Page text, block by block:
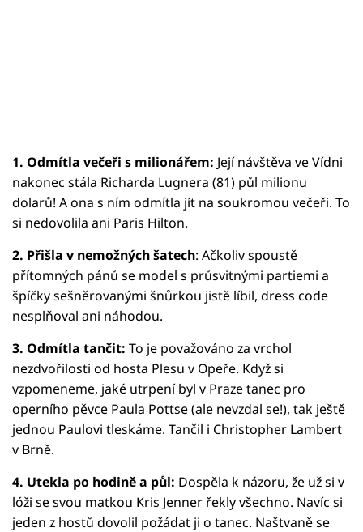
1. Odmítla večeři s milionářem: Její návštěva ve Vídni
nakonec stála Richarda Lugnera (81) půl milionu
dolarů! A ona s ním odmítla jít na soukromou večeři. To
si nedovolila ani Paris Hilton.
2. Přišla v nemožných šatech: Ačkoliv spoustě
přítomných pánů se model s průsvitnými partiemi a
špíčky sešněrovanými šnůrkou jistě líbil, dress code
nesplňoval ani náhodou.
3. Odmítla tančit: To je považováno za vrchol
nezdvořilosti od hosta Plesu v Opeře. Když si
vzpomeneme, jaké utrpení byl v Praze tanec pro
operního pěvce Paula Pottse (ale nevzdal se!), tak ještě
jednou Paulovi tleskáme. Tančil i Christopher Lambert
v Brně.
4. Utekla po hodině a půl: Dospěla k názoru, že už si v
lóži se svou matkou Kris Jenner řekly všechno. Navíc si
jeden z hostů dovolil požádat ji o tanec. Naštvaně se